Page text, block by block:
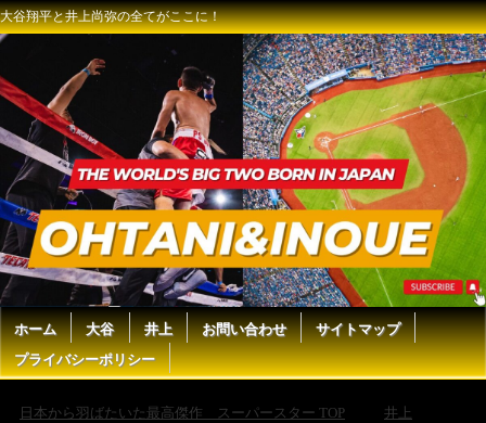
大谷翔平と井上尚弥の全てがここに！
ホーム 大谷 井上 お問い合わせ
サイトマップ
プライバシーポリシー
日本から羽ばたいた最高傑作 スーパースター TOP 井上